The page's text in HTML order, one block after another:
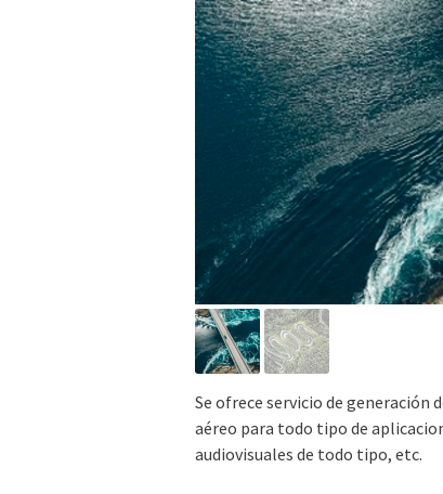
Se ofrece servicio de
aéreo para todo tipo de
audiovisuales de todo tipo, etc.